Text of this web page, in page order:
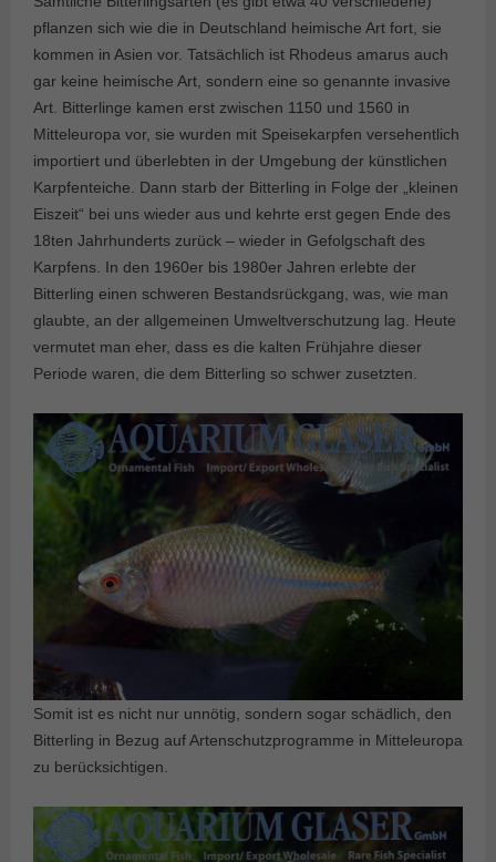
pflanzen sich wie die in Deutschland heimische Art fort, sie
kommen in Asien vor. Tatsächlich ist Rhodeus amarus auch
gar keine heimische Art, sondern eine so genannte invasive
Art. Bitterlinge kamen erst zwischen 1150 und 1560 in
Mitteleuropa vor, sie wurden mit Speisekarpfen versehentlich
importiert und überlebten in der Umgebung der künstlichen
Karpfenteiche. Dann starb der Bitterling in Folge der „kleinen
Eiszeit“ bei uns wieder aus und kehrte erst gegen Ende des
18ten Jahrhunderts zurück – wieder in Gefolgschaft des
Karpfens. In den 1960er bis 1980er Jahren erlebte der
Bitterling einen schweren Bestandsrückgang, was, wie man
glaubte, an der allgemeinen Umweltverschutzung lag. Heute
vermutet man eher, dass es die kalten Frühjahre dieser
Periode waren, die dem Bitterling so schwer zusetzten.
Somit ist es nicht nur unnötig, sondern sogar schädlich, den
Bitterling in Bezug auf Artenschutzprogramme in Mitteleuropa
zu berücksichtigen.